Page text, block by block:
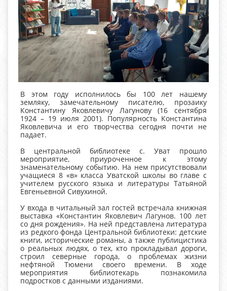
В этом году исполнилось бы 100 лет нашему
земляку, замечательному писателю, прозаику
Константину Яковлевичу Лагунову (16 сентября
1924 – 19 июля 2001). Популярность Константина
Яковлевича и его творчества сегодня почти не
падает.
В центральной библиотеке с. Уват прошло
мероприятие, приуроченное к этому
знаменательному событию. На нем присутствовали
учащиеся 8 «в» класса Уватской школы во главе с
учителем русского языка и литературы Татьяной
Евгеньевной Сивухиной.
У входа в читальный зал гостей встречала книжная
выставка «Константин Яковлевич Лагунов. 100 лет
со дня рождения». На ней представлена литература
из редкого фонда Центральной библиотеки: детские
книги, исторические романы, а также публицистика
о реальных людях, о тех, кто прокладывал дороги,
строил северные города, о проблемах жизни
нефтяной Тюмени своего времени. В ходе
мероприятия библиотекарь познакомила
подростков с данными изданиями.